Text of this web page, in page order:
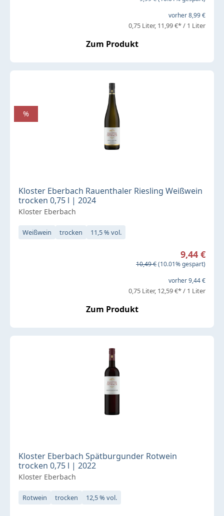
vorher 8,99 €
0,75 Liter 11,99 €* / 1 Liter
Zum Produkt
Kloster Eberbach Rauenthaler Riesling Weißwein
trocken 0,75 l | 2024
Kloster Eberbach
Weißwein trocken 11,5 % vol.
Verkaufspreis:9,44 €
Regulärer Preis:
10,49 €(10.01% gespart)
vorher 9,44 €
0,75 Liter 12,59 €* / 1 Liter
Zum Produkt
%
Kloster Eberbach Spätburgunder Rotwein
trocken 0,75 l | 2022
Kloster Eberbach
Rotwein trocken 12,5 % vol.